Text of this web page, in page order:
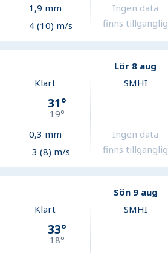
1,9 mm
4 (10) m/s
Ingen data
finns tillgänglig
Lör 8 aug
Klart
31°
19°
0,3 mm
3 (8) m/s
SMHI
Ingen data
finns tillgänglig
Sön 9 aug
Klart
33°
18°
SMHI